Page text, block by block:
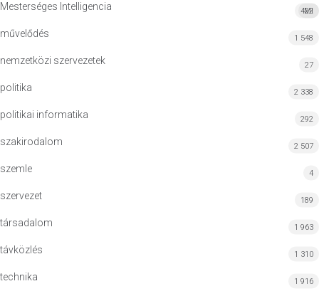
Mesterséges Intelligencia MI
422
művelődés 1 548
nemzetközi szervezetek 27
politika 2 338
politikai informatika 292
szakirodalom 2 507
szemle 4
szervezet 189
társadalom 1 963
távközlés 1 310
technika 1 916